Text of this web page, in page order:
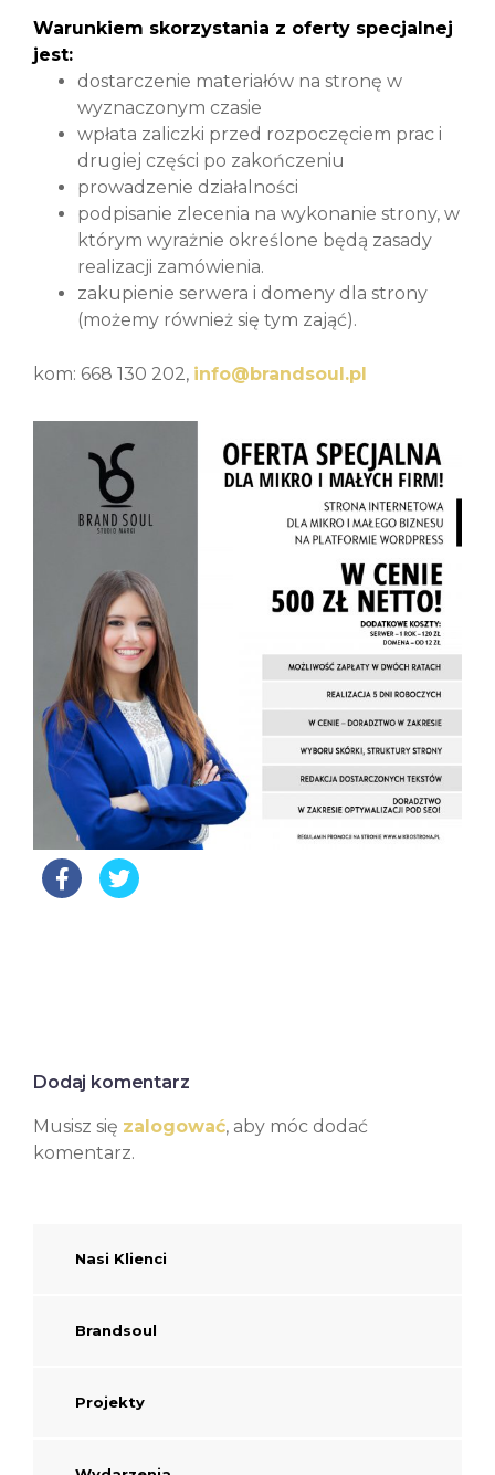
Warunkiem skorzystania z oferty specjalnej
jest:
dostarczenie materiałów na stronę w
wyznaczonym czasie
wpłata zaliczki przed rozpoczęciem prac i
drugiej części po zakończeniu
prowadzenie działalności
podpisanie zlecenia na wykonanie strony, w
którym wyrażnie określone będą zasady
realizacji zamówienia.
zakupienie serwera i domeny dla strony
(możemy również się tym zająć).
kom: 668 130 202, info@brandsoul.pl
Dodaj komentarz
Musisz się zalogować, aby móc dodać
komentarz.
Nasi Klienci
Brandsoul
Projekty